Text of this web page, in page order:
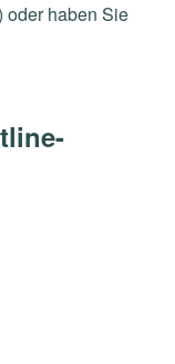
oder haben Sie